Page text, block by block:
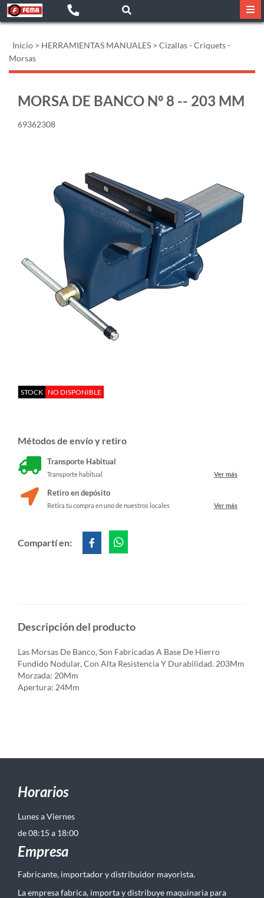
Inicio > HERRAMIENTAS MANUALES > Cizallas - Criquets -
Morsas
MORSA DE BANCO Nº 8 -- 203 MM
69362308
STOCK NO DISPONIBLE
Métodos de envío y retiro
Transporte Habitual
Transporte habitual Ver más
Retiro en depósito
Retira tu compra en uno de nuestros locales Ver más
Compartí en:
Descripción del producto
Las Morsas De Banco, Son Fabricadas A Base De Hierro
Fundido Nodular, Con Alta Resistencia Y Durabilidad. 203Mm
Morzada: 20Mm
Apertura: 24Mm
Horarios
Lunes a Viernes
de 08:15 a 18:00
Empresa
Fabricante, importador y distribuidor mayorista.
La empresa fabrica, importa y distribuye maquinaria para